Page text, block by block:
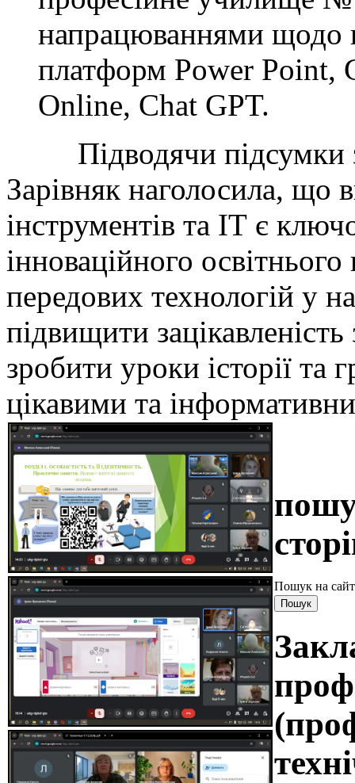
напрацюваннями щодо
платформ Power Point,
Online, Chat GPT.
Підводячи підсумки
Зарівняк наголосила, що
інструментів та ІТ є
інноваційного
передових технологій у
підвищити
зробити уроки історії та
цікавими та
Пошук на